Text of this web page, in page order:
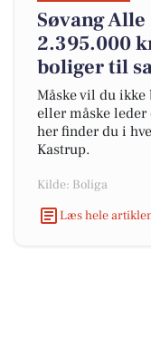
Søvang
2.395.000
boliger til
Måske vil du
eller måske
her finder du i
Kastrup.
Kilde: Boliga
Læs hele